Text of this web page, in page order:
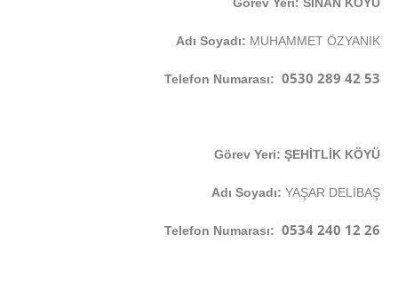
Adı Soyadı: MUHAMMET ÖZYANIK
Telefon Numarası: 0530 289 42 53
Görev Yeri: ŞEHİTLİK KÖYÜ
Adı Soyadı: YAŞAR DELİBAŞ
Telefon Numarası: 0534 240 12 26